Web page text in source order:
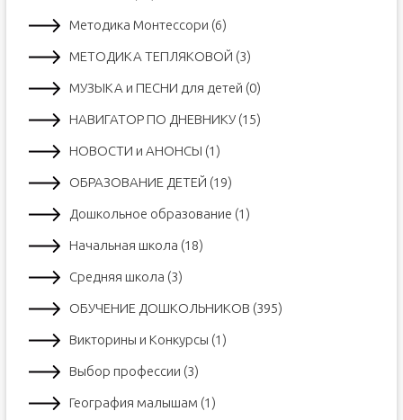
Методика Монтессори (6)
МЕТОДИКА ТЕПЛЯКОВОЙ (3)
МУЗЫКА и ПЕСНИ для детей (0)
НАВИГАТОР ПО ДНЕВНИКУ (15)
НОВОСТИ и АНОНСЫ (1)
ОБРАЗОВАНИЕ ДЕТЕЙ (19)
Дошкольное образование (1)
Начальная школа (18)
Средняя школа (3)
ОБУЧЕНИЕ ДОШКОЛЬНИКОВ (395)
Викторины и Конкурсы (1)
Выбор профессии (3)
География малышам (1)